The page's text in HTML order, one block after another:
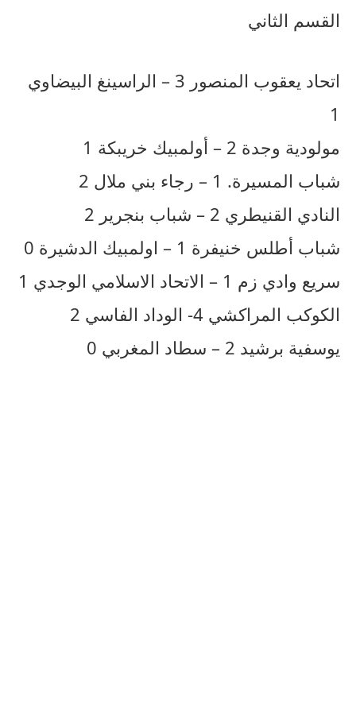
القسم الثاني
اتحاد يعقوب المنصور 3 – الراسينغ البيضاوي
1
مولودية وجدة 2 – أولمبيك خريبكة 1
شباب المسيرة. 1 – رجاء بني ملال 2
النادي القنيطري 2 – شباب بنجرير 2
شباب أطلس خنيفرة 1 – اولمبيك الدشيرة 0
سريع وادي زم 1 – الاتحاد الاسلامي الوجدي 1
الكوكب المراكشي 4- الوداد الفاسي 2
يوسفية برشيد 2 – سطاد المغربي 0